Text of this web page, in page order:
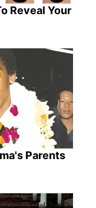
Reveal Your
Parents